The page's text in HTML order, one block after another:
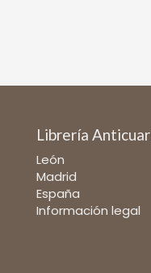
Librería
León
Madrid
España
Información legal